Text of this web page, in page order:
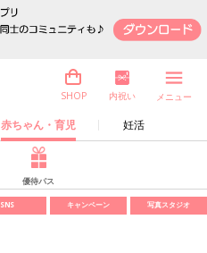
赤ちゃん・育児 妊活
SHOP 内祝い メニュー
優待パス
SNS キャンペーン 写真スタジオ